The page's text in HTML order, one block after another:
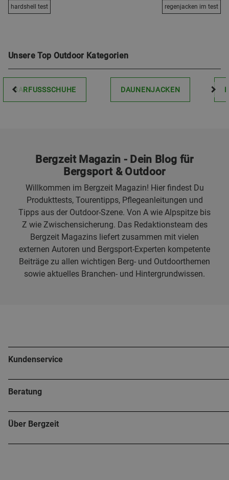
hardshell test regenjacken im test
Unsere Top Outdoor Kategorien
BARFUSSSCHUHE DAUNENJACKEN
Bergzeit Magazin - Dein Blog für
Bergsport & Outdoor
Willkommen im Bergzeit Magazin! Hier findest Du
Produkttests, Tourentipps, Pflegeanleitungen und
Tipps aus der Outdoor-Szene. Von A wie Alpspitze bis
Z wie Zwischensicherung. Das Redaktionsteam des
Bergzeit Magazins liefert zusammen mit vielen
externen Autoren und Bergsport-Experten kompetente
Beiträge zu allen wichtigen Berg- und Outdoorthemen
sowie aktuelles Branchen- und Hintergrundwissen.
Kundenservice
Beratung
Über Bergzeit